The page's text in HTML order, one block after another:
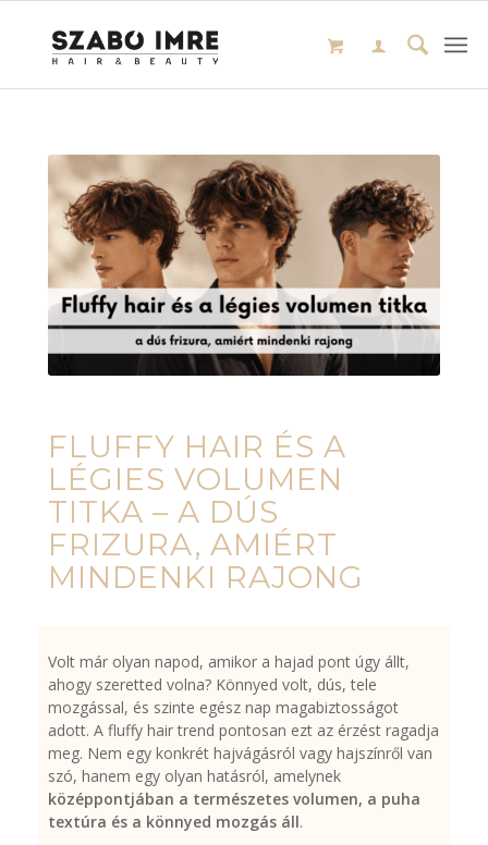
FLUFFY HAIR ÉS A
LÉGIES VOLUMEN
TITKA – A DÚS
FRIZURA, AMIÉRT
MINDENKI RAJONG
Volt már olyan napod, amikor a hajad pont úgy állt,
ahogy szeretted volna? Könnyed volt, dús, tele
mozgással, és szinte egész nap magabiztosságot
adott. A fluffy hair trend pontosan ezt az érzést ragadja
meg. Nem egy konkrét hajvágásról vagy hajszínről van
szó, hanem egy olyan hatásról, amelynek
középpontjában a természetes volumen, a puha
textúra és a könnyed mozgás áll.